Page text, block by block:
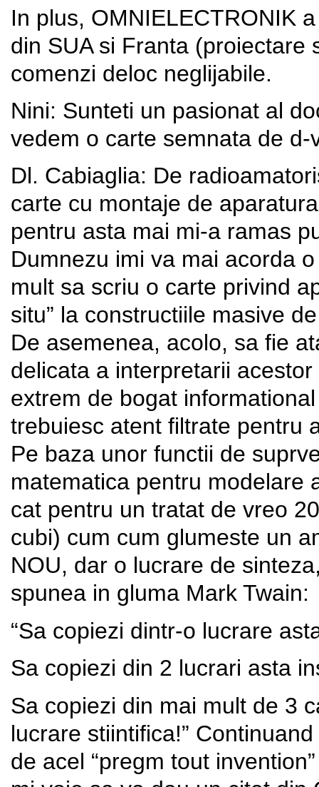
In plus, OMNIELECTRONIK
din SUA si Franta (proiectare
comenzi deloc neglijabile.
Nini: Sunteti un pasionat al
vedem o carte semnata de d-
Dl. Cabiaglia: De
carte cu montaje de
pentru asta mai mi-a ramas
Dumnezu imi va mai acorda
mult sa scriu o carte privind
situ” la constructiile masive
De asemenea, acolo, sa fie
delicata a interpretarii
extrem de bogat
trebuiesc atent filtrate pentru
Pe baza unor functii de
matematica pentru modelare
cat pentru un tratat de vreo
cubi) cum cum glumeste un
NOU, dar o lucrare de
spunea in gluma Mark Twain:
“Sa copiezi dintr-o lucrare
Sa copiezi din 2 lucrari asta
Sa copiezi din mai mult de 3
lucrare stiintifica!”
de acel “pregm tout